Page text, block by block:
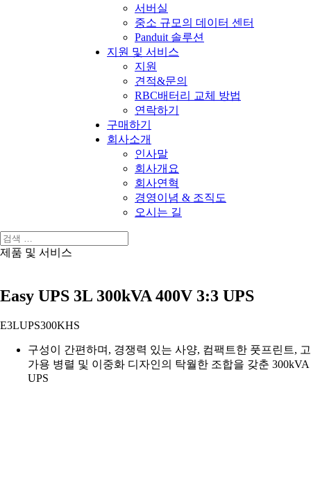
서버실
중소 규모의 데이터 센터
Panduit 솔루션
지원 및 서비스
지원
견적&문의
RBC배터리 교체 방법
연락하기
구매하기
회사소개
인사말
회사개요
회사연혁
경영이념 & 조직도
오시는 길
제품 및 서비스
Easy UPS 3L 300kVA 400V 3:3 UPS
E3LUPS300KHS
구성이 간편하며, 경쟁력 있는 사양, 컴팩트한 풋프린트, 고
가용 병렬 및 이중화 디자인의 탁월한 조합을 갖춘 300kVA
UPS